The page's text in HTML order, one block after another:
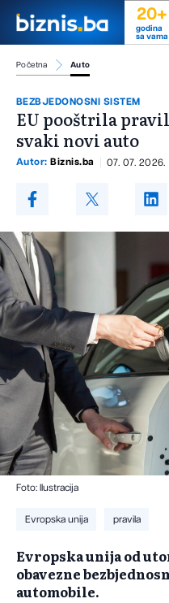
20+
godina
sa vama
Početna Auto
BEZBJEDONOSNI SISTEM
EU pooštrila
svaki novi auto
Autor: Biznis.ba 07. 07. 2026.
Foto: Ilustracija
Evropska unija pravila
Evropska unija od
obavezne
automobile.